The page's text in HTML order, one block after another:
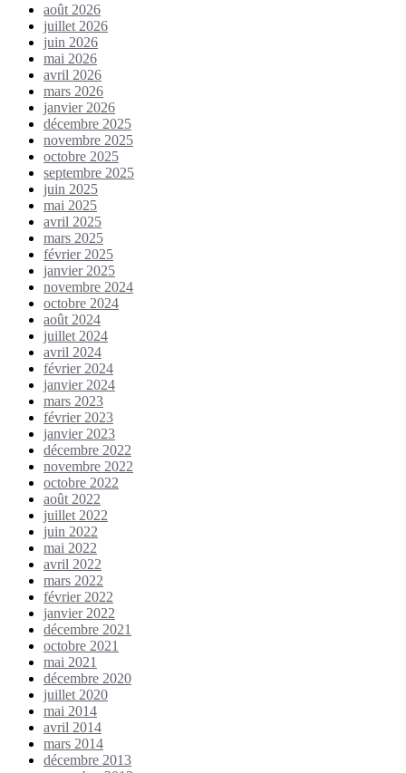
août 2026
juillet 2026
juin 2026
mai 2026
avril 2026
mars 2026
janvier 2026
décembre 2025
novembre 2025
octobre 2025
septembre 2025
juin 2025
mai 2025
avril 2025
mars 2025
février 2025
janvier 2025
novembre 2024
octobre 2024
août 2024
juillet 2024
avril 2024
février 2024
janvier 2024
mars 2023
février 2023
janvier 2023
décembre 2022
novembre 2022
octobre 2022
août 2022
juillet 2022
juin 2022
mai 2022
avril 2022
mars 2022
février 2022
janvier 2022
décembre 2021
octobre 2021
mai 2021
décembre 2020
juillet 2020
mai 2014
avril 2014
mars 2014
décembre 2013